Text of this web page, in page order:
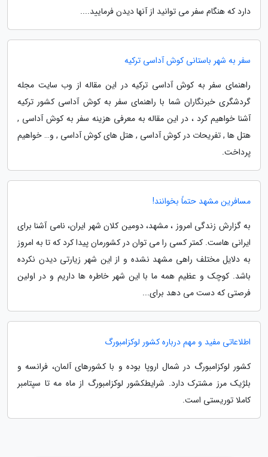
دارد که هنگام سفر می توانید از آنها دیدن فرمایید....
سفر به شهر باستانی کوش آداسی ترکیه
راهنمای سفر به کوش آداسی ترکیه در این مقاله از وب سایت مجله
گردشگری خبرنگاران شما با راهنمای سفر به کوش آداسی کشور ترکیه
آشنا خواهیم کرد ، در این مقاله به معرفی هزینه سفر به کوش آداسی ,
هتل ها , تفریحات در کوش آداسی , هتل های کوش آداسی , و… خواهیم
پرداخت.
مسافرین مشهد حتماً بخوانند!
به گزارش زندگی امروز ، مشهد، دومین کلان شهر ایران، نامی آشنا برای
ایرانی هاست. کمتر کسی را می توان در کشورمان پیدا کرد که تا به امروز
به دلایل مختلف راهی مشهد نشده و از این شهر زیارتی دیدن نکرده
باشد. کوچک و عظیم همه ما با این شهر خاطره ها داریم و در اولین
فرصتی که دست می دهد برای...
اطلاعاتی مفید و مهم درباره کشور لوکزامبورگ
کشور لوکزامبورگ در شمال اروپا بوده و با کشورهای آلمان، فرانسه و
بلژیک مرز مشترک دارد. شرایطکشور لوکزامبورگ از ماه مه تا سپتامبر
کاملا توریستی است.